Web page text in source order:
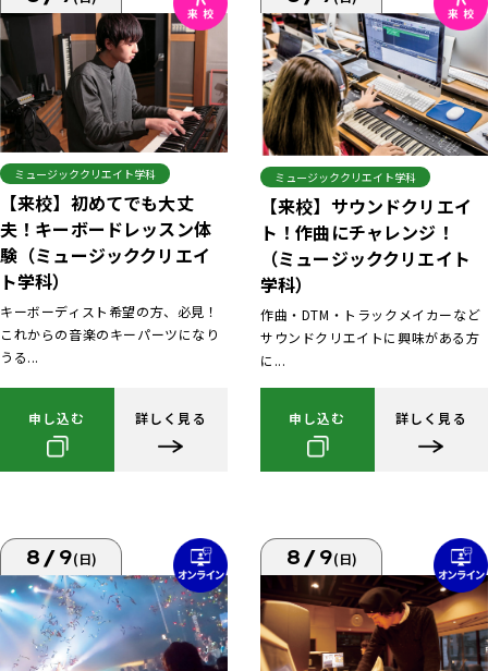
ミュージッククリエイト学科
【来校】初めてでも大丈
夫！キーボードレッスン体
験（ミュージッククリエイ
ト学科）
キーボーディスト希望の方、必見！
これからの音楽のキーパーツになり
うる...
申し込む 詳しく見る
ミュージッククリエイト学科
【来校】サウンドクリエイ
ト！作曲にチャレンジ！
（ミュージッククリエイト
学科）
作曲・DTM・トラックメイカーなど
サウンドクリエイトに興味がある方
に...
申し込む 詳しく見る
8/9(日) 8/9(日)